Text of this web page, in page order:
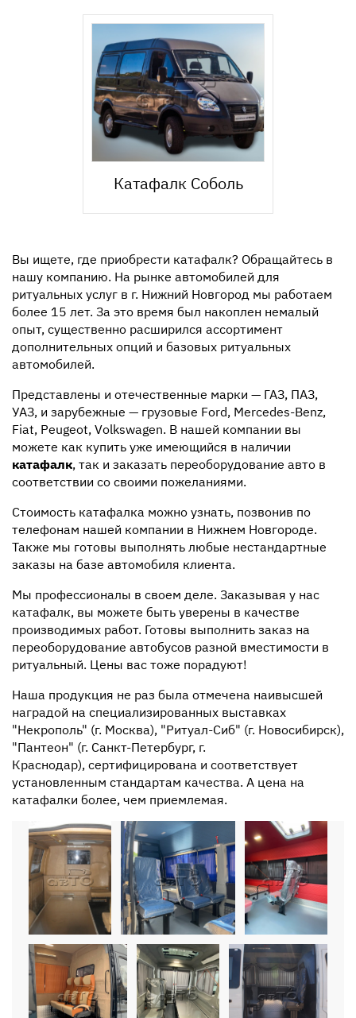
Катафалк Соболь
Вы ищете, где приобрести катафалк? Обращайтесь в
нашу компанию. На рынке автомобилей для
ритуальных услуг в г. Нижний Новгород мы работаем
более 15 лет. За это время был накоплен немалый
опыт, существенно расширился ассортимент
дополнительных опций и базовых ритуальных
автомобилей.
Представлены и отечественные марки — ГАЗ, ПАЗ,
УАЗ, и зарубежные — грузовые Ford, Mercedes-Benz,
Fiat, Peugeot, Volkswagen. В нашей компании вы
можете как купить уже имеющийся в наличии
катафалк, так и заказать переоборудование авто в
соответствии со своими пожеланиями.
Стоимость катафалка можно узнать, позвонив по
телефонам нашей компании в Нижнем Новгороде.
Также мы готовы выполнять любые нестандартные
заказы на базе автомобиля клиента.
Мы профессионалы в своем деле. Заказывая у нас
катафалк, вы можете быть уверены в качестве
производимых работ. Готовы выполнить заказ на
переоборудование автобусов разной вместимости в
ритуальный. Цены вас тоже порадуют!
Наша продукция не раз была отмечена наивысшей
наградой на специализированных выставках
"Некрополь" (г. Москва), "Ритуал-Сиб" (г. Новосибирск),
"Пантеон" (г. Санкт-Петербург, г.
Краснодар), сертифицирована и соответствует
установленным стандартам качества. А цена на
катафалки более, чем приемлемая.